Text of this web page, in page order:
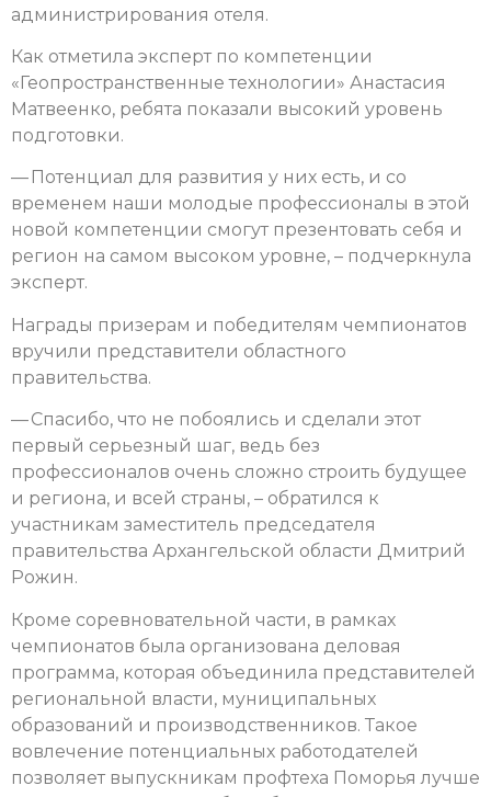
администрирования отеля.
Как отметила эксперт по компетенции
«Геопространственные технологии» Анастасия
Матвеенко, ребята показали высокий уровень
подготовки.
— Потенциал для развития у них есть, и со
временем наши молодые профессионалы в этой
новой компетенции смогут презентовать себя и
регион на самом высоком уровне, – подчеркнула
эксперт.
Награды призерам и победителям чемпионатов
вручили представители областного
правительства.
— Спасибо, что не побоялись и сделали этот
первый серьезный шаг, ведь без
профессионалов очень сложно строить будущее
и региона, и всей страны, – обратился к
участникам заместитель председателя
правительства Архангельской области Дмитрий
Рожин.
Кроме соревновательной части, в рамках
чемпионатов была организована деловая
программа, которая объединила представителей
региональной власти, муниципальных
образований и производственников. Такое
вовлечение потенциальных работодателей
позволяет выпускникам профтеха Поморья лучше